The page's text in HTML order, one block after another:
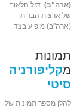
(ארה"ב). דגל הלאום
של ארצות הברית
(ארה"ב) מופיע בצד.
תמונות
מקליפורניה
סיטי
להלן מספר תמונות של